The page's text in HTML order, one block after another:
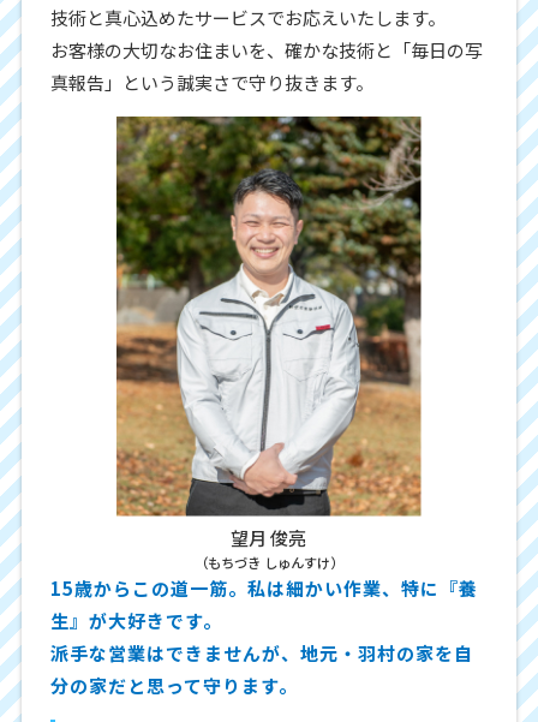
技術と真心込めたサービスでお応えいたします。
お客様の大切なお住まいを、確かな技術と「毎日の写
真報告」という誠実さで守り抜きます。
望月 俊亮
（もちづき しゅんすけ）
15歳からこの道一筋。私は細かい作業、特に『養
生』が大好きです。
派手な営業はできませんが、地元・羽村の家を自
分の家だと思って守ります。